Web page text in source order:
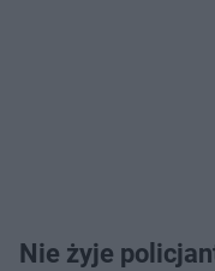
Nie żyje